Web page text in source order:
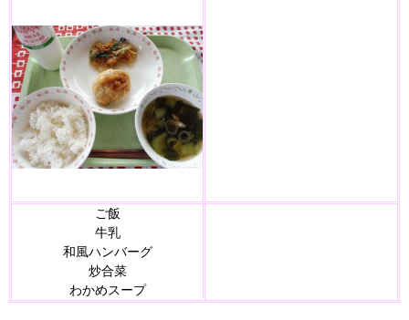
ご飯
牛乳
和風ハンバーグ
炒合菜
わかめスープ